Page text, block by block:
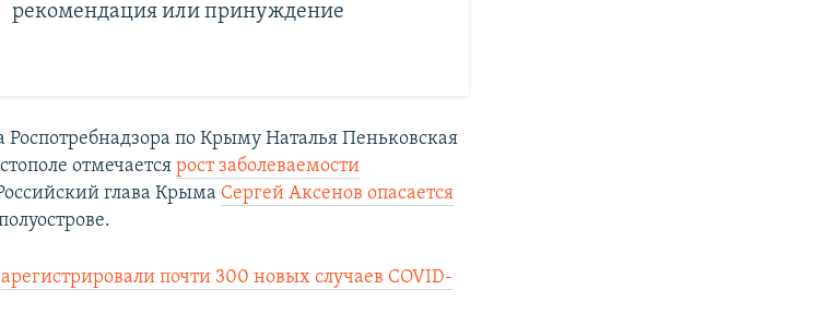
рекомендация или принуждение
Роспотребнадзора по Крыму Наталья Пеньковская
отмечаетсярост заболеваемости
глава Крыма Сергей Аксенов опасается
почти 300 новых случаев COVID-